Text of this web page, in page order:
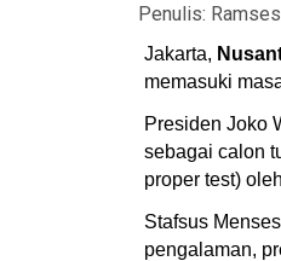
Penulis:
Jakarta,
memasuki
Presiden Joko
sebagai calon
proper test)
Stafsus
pengalaman,